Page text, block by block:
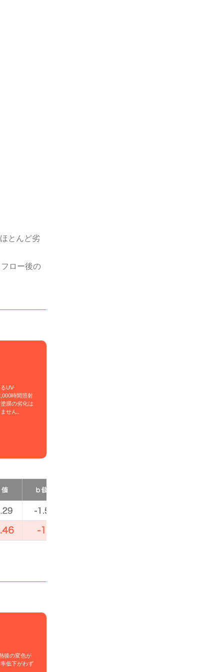
とんど劣
ロー後の
UV-
時間照射
膜の劣化は
せん。
後の変色が
低下がわず